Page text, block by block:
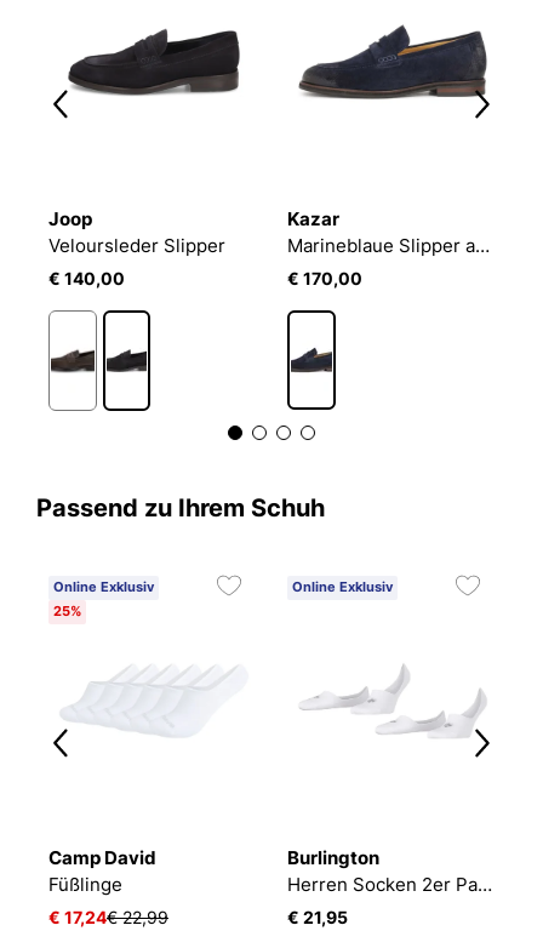
Joop
Veloursleder Slipper
€ 140,00
Kazar
Marineblaue Slipper aus geriebenem Wildleder
€ 170,00
Passend zu Ihrem Schuh
Online Exklusiv
25%
Camp David
Füßlinge
€ 17,24€ 22,99
Online Exklusiv
Burlington
Herren Socken 2er Pack EVERYDAY IN 2P
€ 21,95